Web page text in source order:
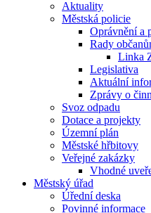
Aktuality
Městská policie
Oprávnění a
Rady
Linka
Legislativa
Aktuální
Zprávy o
Svoz odpadu
Dotace a projekty
Územní plán
Městské hřbitovy
Veřejné zakázky
Vhodné
Městský úřad
Úřední deska
Povinné informace